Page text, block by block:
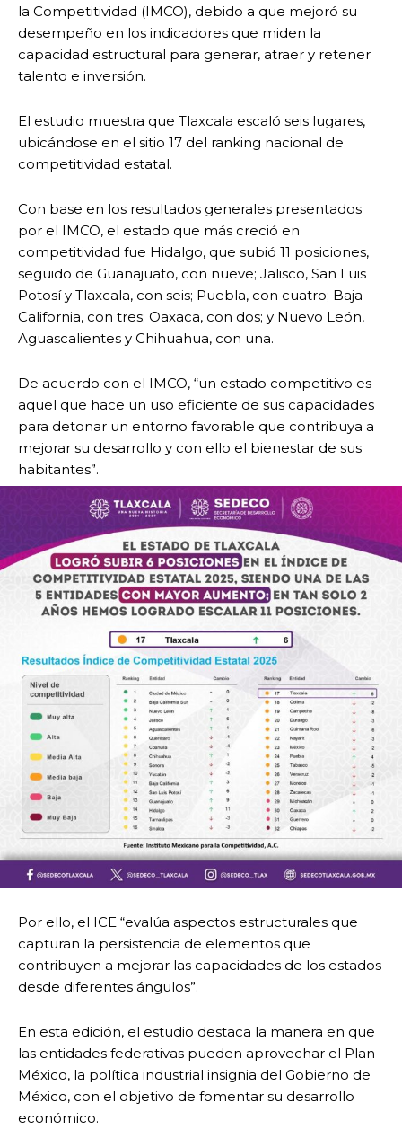
la Competitividad (IMCO), debido a que mejoró su
desempeño en los indicadores que miden la
capacidad estructural para generar, atraer y retener
talento e inversión.
El estudio muestra que Tlaxcala escaló seis lugares,
ubicándose en el sitio 17 del ranking nacional de
competitividad estatal.
Con base en los resultados generales presentados
por el IMCO, el estado que más creció en
competitividad fue Hidalgo, que subió 11 posiciones,
seguido de Guanajuato, con nueve; Jalisco, San Luis
Potosí y Tlaxcala, con seis; Puebla, con cuatro; Baja
California, con tres; Oaxaca, con dos; y Nuevo León,
Aguascalientes y Chihuahua, con una.
De acuerdo con el IMCO, “un estado competitivo es
aquel que hace un uso eficiente de sus capacidades
para detonar un entorno favorable que contribuya a
mejorar su desarrollo y con ello el bienestar de sus
habitantes”.
Por ello, el ICE “evalúa aspectos estructurales que
capturan la persistencia de elementos que
contribuyen a mejorar las capacidades de los estados
desde diferentes ángulos”.
En esta edición, el estudio destaca la manera en que
las entidades federativas pueden aprovechar el Plan
México, la política industrial insignia del Gobierno de
México, con el objetivo de fomentar su desarrollo
económico.